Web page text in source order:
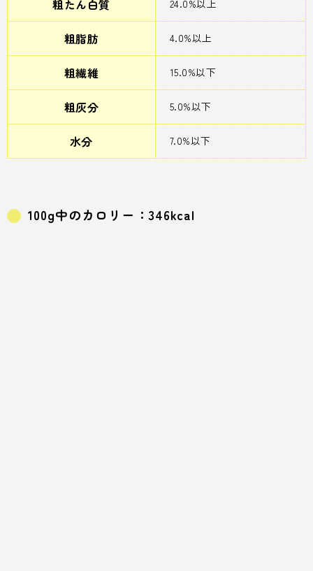
粗たん白質 24.0%以上
粗脂肪 4.0%以上
粗繊維 15.0%以下
粗灰分 5.0%以下
水分 7.0%以下
100g中のカロリー：346kcal